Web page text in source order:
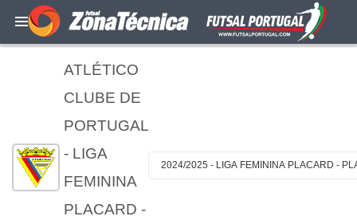
ATLÉTICO
CLUBE DE
PORTUGAL
- LIGA
FEMININA
PLACARD -
2024/2025 - LIGA FEMININA PLACARD -